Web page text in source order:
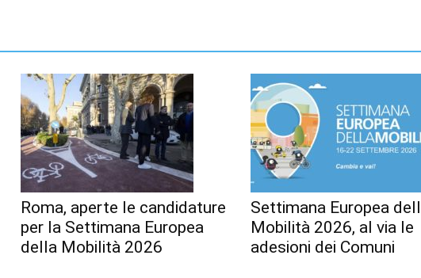
Roma, aperte le candidature
per la Settimana Europea
della Mobilità 2026
Settimana Europea
Mobilità 2026, al via le
adesioni dei Comuni